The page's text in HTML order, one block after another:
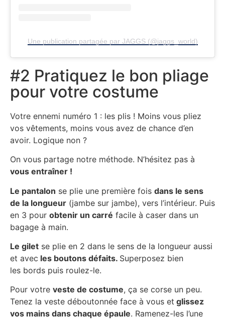
Une publication partagée par JAGGS (@jaggs_world)
#2 Pratiquez le bon pliage
pour votre costume
Votre ennemi numéro 1 : les plis ! Moins vous pliez
vos vêtements, moins vous avez de chance d’en
avoir. Logique non ?
On vous partage notre méthode. N’hésitez pas à
vous entraîner !
Le pantalon se plie une première fois dans le sens
de la longueur (jambe sur jambe), vers l’intérieur. Puis
en 3 pour obtenir un carré facile à caser dans un
bagage à main.
Le gilet se plie en 2 dans le sens de la longueur aussi
et avec les boutons défaits. Superposez bien
les bords puis roulez-le.
Pour votre veste de costume, ça se corse un peu.
Tenez la veste déboutonnée face à vous et glissez
vos mains dans chaque épaule. Ramenez-les l’une